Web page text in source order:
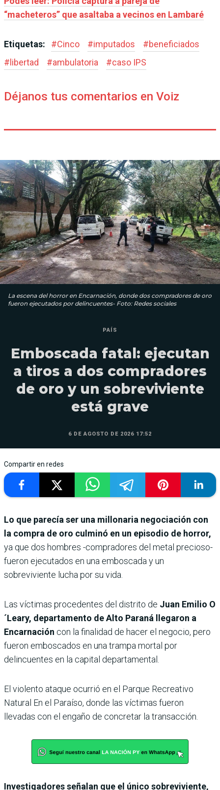
“macheteros” que asaltaba a vecinos en Lambaré
Etiquetas: #Cinco #imputados #beneficiados
# libertad #ambulatoria #caso IPS
Déjanos tus comentarios en Voiz
La escena del horror en Encarnación, donde dos compradores de oro
fueron ejecutados por delincuentes- Foto: Redes sociales
PAÍS
Emboscada fatal: ejecutan
a tiros a dos compradores
de oro y un sobreviviente
está grave
6 DE AGOSTO DE 2026 17:52
Compartir en redes
Lo que parecía ser una millonaria negociación con
la compra de oro culminó en un episodio de horror,
ya que dos hombres -compradores del metal precioso-
fueron ejecutados en una emboscada y un
sobreviviente lucha por su vida.
Las víctimas procedentes del distrito de Juan Emilio O
´Leary, departamento de Alto Paraná llegaron a
Encarnación con la finalidad de hacer el negocio, pero
fueron emboscados en una trampa mortal por
delincuentes en la capital departamental.
El violento ataque ocurrió en el Parque Recreativo
Natural En el Paraíso, donde las víctimas fueron
llevadas con el engaño de concretar la transacción.
Investigadores señalan que el único sobreviviente,